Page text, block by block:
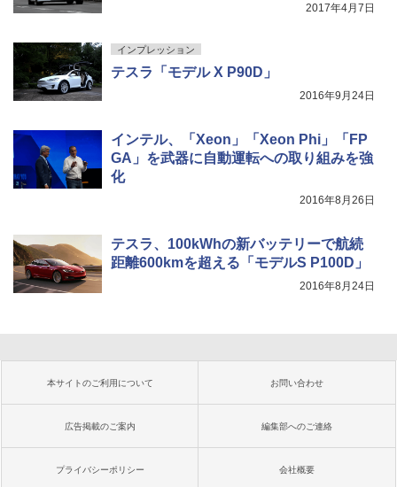
2017年4月7日
インプレッション
テスラ「モデル X P90D」
2016年9月24日
インテル、「Xeon」「Xeon Phi」「FP
GA」を武器に自動運転への取り組みを強
化
2016年8月26日
テスラ、100kWhの新バッテリーで航続
距離600kmを超える「モデルS P100D」
2016年8月24日
本サイトのご利用について お問い合わせ
広告掲載のご案内 編集部へのご連絡
プライバシーポリシー 会社概要